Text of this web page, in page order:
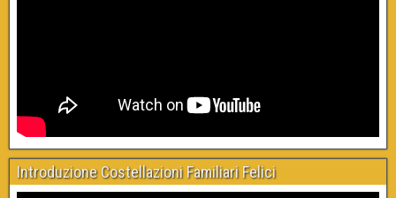
Introduzione Costellazioni Familiari Felici